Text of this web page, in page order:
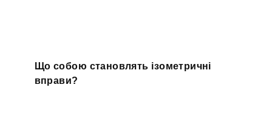
Що собою становлять ізометричні
вправи?